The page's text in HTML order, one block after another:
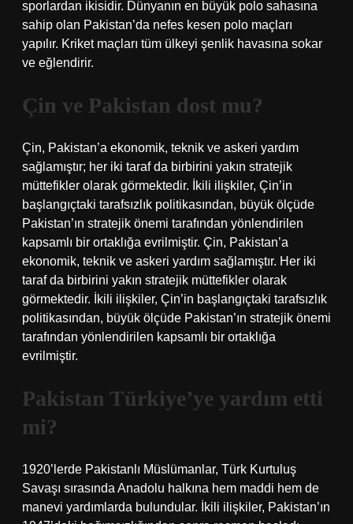
sporlardan ikisidir. Dünyanın en büyük polo sahasına
sahip olan Pakistan’da nefes kesen polo maçları
yapılır. Kriket maçları tüm ülkeyi şenlik havasına sokar
ve eğlendirir.
Çin ve Pakistan dost mu?
Çin, Pakistan’a ekonomik, teknik ve askeri yardım
sağlamıştır; her iki taraf da birbirini yakın stratejik
müttefikler olarak görmektedir. İkili ilişkiler, Çin’in
başlangıçtaki tarafsızlık politikasından, büyük ölçüde
Pakistan’ın stratejik önemi tarafından yönlendirilen
kapsamlı bir ortaklığa evrilmiştir. Çin, Pakistan’a
ekonomik, teknik ve askeri yardım sağlamıştır. Her iki
taraf da birbirini yakın stratejik müttefikler olarak
görmektedir. İkili ilişkiler, Çin’in başlangıçtaki tarafsızlık
politikasından, büyük ölçüde Pakistan’ın stratejik önemi
tarafından yönlendirilen kapsamlı bir ortaklığa
evrilmiştir.
Pakistan Türkiye’ye yardım etti
mi?
1920’lerde Pakistanlı Müslümanlar, Türk Kurtuluş
Savaşı sırasında Anadolu halkına hem maddi hem de
manevi yardımlarda bulundular. İkili ilişkiler, Pakistan’ın